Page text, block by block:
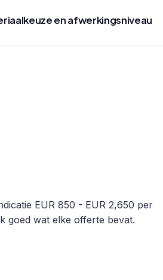
en afwerkingsniveau
EUR 850 - EUR 2,650 per
goed wat elke offerte bevat.